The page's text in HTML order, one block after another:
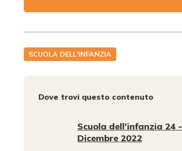
SCUOLA DELL'INFANZIA
Dove trovi questo contenuto
Scuola dell'infanzia 24 -
Dicembre 2022